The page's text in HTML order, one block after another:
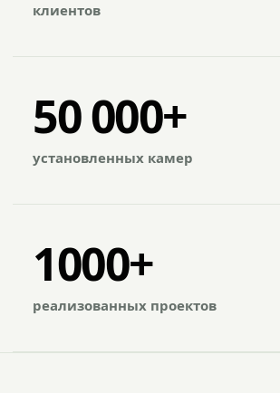
клиентов
50 000+
установленных камер
1000+
реализованных проектов